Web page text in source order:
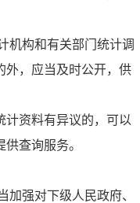
机构和有关部门统计调
外，应当及时公开，供
计资料有异议的，可以
查询服务。
加强对下级人民政府、